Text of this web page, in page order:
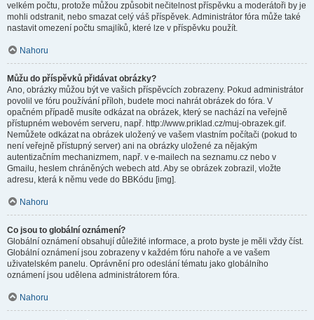
velkém počtu, protože můžou způsobit nečitelnost příspěvku a moderátoři by je
mohli odstranit, nebo smazat celý váš příspěvek. Administrátor fóra může také
nastavit omezení počtu smajlíků, které lze v příspěvku použít.
Nahoru
Můžu do příspěvků přidávat obrázky?
Ano, obrázky můžou být ve vašich příspěvcích zobrazeny. Pokud administrátor
povolil ve fóru používání příloh, budete moci nahrát obrázek do fóra. V
opačném případě musíte odkázat na obrázek, který se nachází na veřejně
přístupném webovém serveru, např. http://www.priklad.cz/muj-obrazek.gif.
Nemůžete odkázat na obrázek uložený ve vašem vlastním počítači (pokud to
není veřejně přístupný server) ani na obrázky uložené za nějakým
autentizačním mechanizmem, např. v e-mailech na seznamu.cz nebo v
Gmailu, heslem chráněných webech atd. Aby se obrázek zobrazil, vložte
adresu, která k němu vede do BBKódu [img].
Nahoru
Co jsou to globální oznámení?
Globální oznámení obsahují důležité informace, a proto byste je měli vždy číst.
Globální oznámení jsou zobrazeny v každém fóru nahoře a ve vašem
uživatelském panelu. Oprávnění pro odeslání tématu jako globálního
oznámení jsou udělena administrátorem fóra.
Nahoru